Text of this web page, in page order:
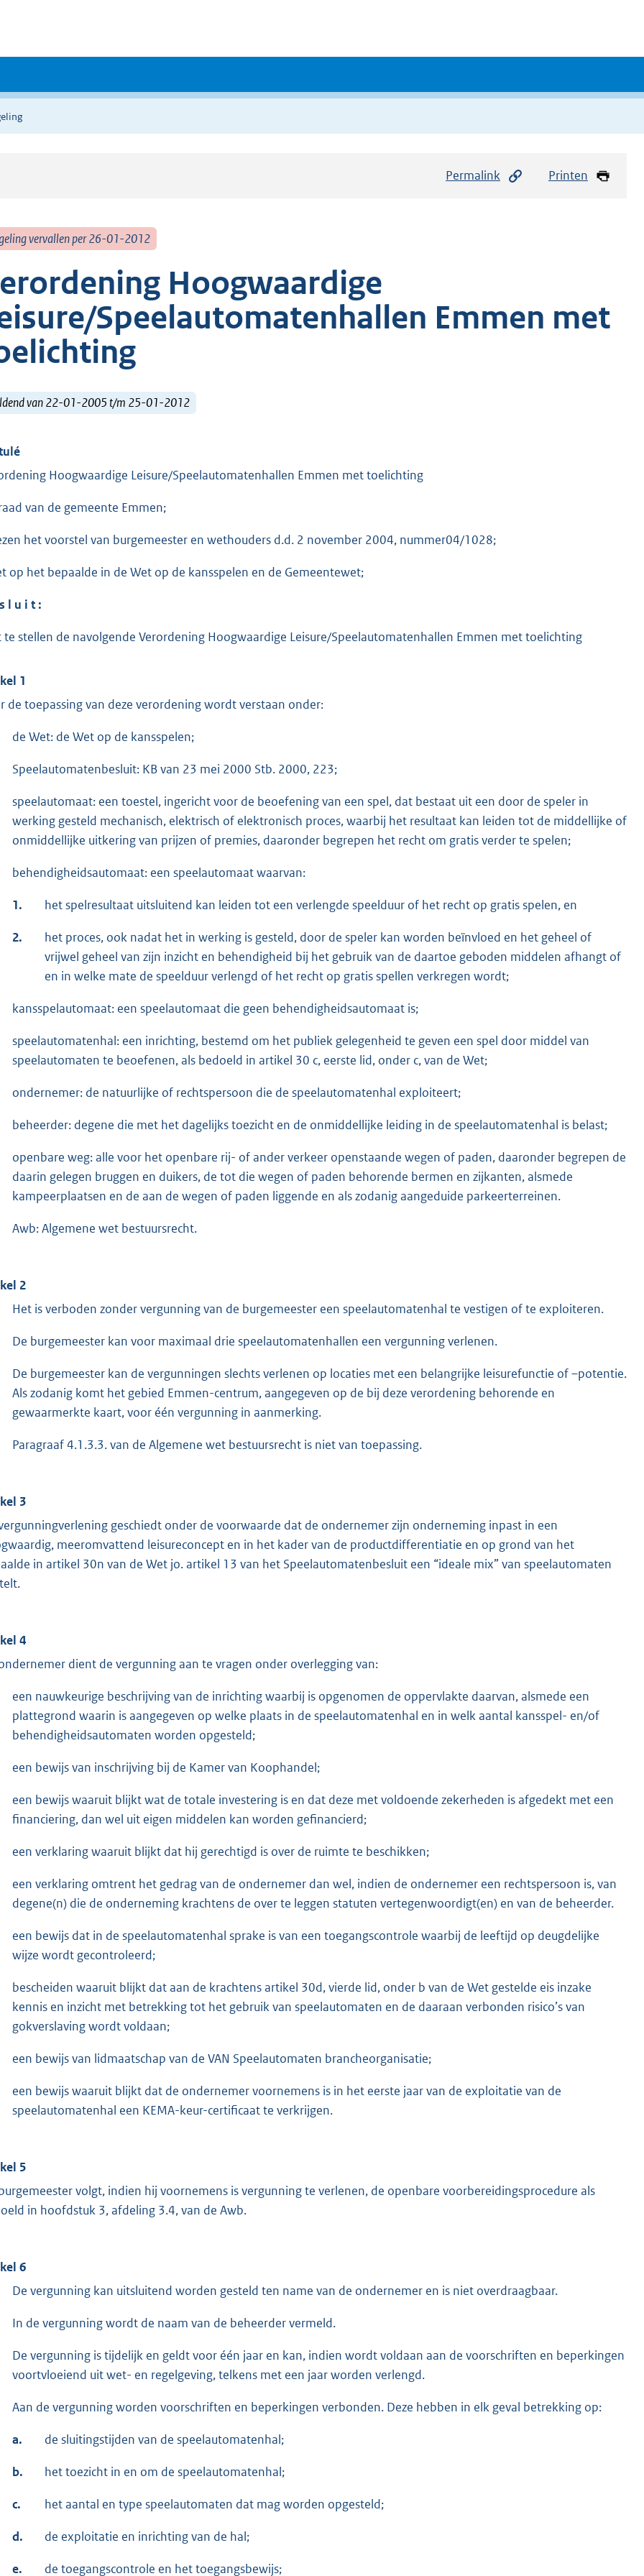
Permalink Printen
vervallen per 26-01-2012
Hoogwaardige
Speelautomatenhallen Emmen met
van 22-01-2005 t/m 25-01-2012
Hoogwaardige Leisure/Speelautomatenhallen Emmen met toelichting
van de gemeente Emmen;
het voorstel van burgemeester en wethouders d.d. 2 november 2004, nummer04/1028;
op het bepaalde in de Wet op de kansspelen en de Gemeentewet;
l u i t :
te stellen de navolgende Verordening Hoogwaardige Leisure/Speelautomatenhallen Emmen met toelichting
1
de toepassing van deze verordening wordt verstaan onder:
de Wet: de Wet op de kansspelen;
Speelautomatenbesluit: KB van 23 mei 2000 Stb. 2000, 223;
speelautomaat: een toestel, ingericht voor de beoefening van een spel, dat bestaat uit een door de speler in
werking gesteld mechanisch, elektrisch of elektronisch proces, waarbij het resultaat kan leiden tot de middellijke of
onmiddellijke uitkering van prijzen of premies, daaronder begrepen het recht om gratis verder te spelen;
behendigheidsautomaat: een speelautomaat waarvan:
1. het spelresultaat uitsluitend kan leiden tot een verlengde speelduur of het recht op gratis spelen, en
2.
het proces, ook nadat het in werking is gesteld, door de speler kan worden beïnvloed en het geheel of
vrijwel geheel van zijn inzicht en behendigheid bij het gebruik van de daartoe geboden middelen afhangt of
en in welke mate de speelduur verlengd of het recht op gratis spellen verkregen wordt;
kansspelautomaat: een speelautomaat die geen behendigheidsautomaat is;
speelautomatenhal: een inrichting, bestemd om het publiek gelegenheid te geven een spel door middel van
speelautomaten te beoefenen, als bedoeld in artikel 30 c, eerste lid, onder c, van de Wet;
ondernemer: de natuurlijke of rechtspersoon die de speelautomatenhal exploiteert;
beheerder: degene die met het dagelijks toezicht en de onmiddellijke leiding in de speelautomatenhal is belast;
openbare weg: alle voor het openbare rij- of ander verkeer openstaande wegen of paden, daaronder begrepen de
daarin gelegen bruggen en duikers, de tot die wegen of paden behorende bermen en zijkanten, alsmede
kampeerplaatsen en de aan de wegen of paden liggende en als zodanig aangeduide parkeerterreinen.
Awb: Algemene wet bestuursrecht.
2
Het is verboden zonder vergunning van de burgemeester een speelautomatenhal te vestigen of te exploiteren.
De burgemeester kan voor maximaal drie speelautomatenhallen een vergunning verlenen.
De burgemeester kan de vergunningen slechts verlenen op locaties met een belangrijke leisurefunctie of –potentie.
Als zodanig komt het gebied Emmen-centrum, aangegeven op de bij deze verordening behorende en
gewaarmerkte kaart, voor één vergunning in aanmerking.
Paragraaf 4.1.3.3. van de Algemene wet bestuursrecht is niet van toepassing.
3
geschiedt onder de voorwaarde dat de ondernemer zijn onderneming inpast in een
meeromvattend leisureconcept en in het kader van de productdifferentiatie en op grond van het
in artikel 30n van de Wet jo. artikel 13 van het Speelautomatenbesluit een “ideale mix” van speelautomaten
4
dient de vergunning aan te vragen onder overlegging van:
een nauwkeurige beschrijving van de inrichting waarbij is opgenomen de oppervlakte daarvan, alsmede een
plattegrond waarin is aangegeven op welke plaats in de speelautomatenhal en in welk aantal kansspel- en/of
behendigheidsautomaten worden opgesteld;
een bewijs van inschrijving bij de Kamer van Koophandel;
een bewijs waaruit blijkt wat de totale investering is en dat deze met voldoende zekerheden is afgedekt met een
financiering, dan wel uit eigen middelen kan worden gefinancierd;
een verklaring waaruit blijkt dat hij gerechtigd is over de ruimte te beschikken;
een verklaring omtrent het gedrag van de ondernemer dan wel, indien de ondernemer een rechtspersoon is, van
degene(n) die de onderneming krachtens de over te leggen statuten vertegenwoordigt(en) en van de beheerder.
een bewijs dat in de speelautomatenhal sprake is van een toegangscontrole waarbij de leeftijd op deugdelijke
wijze wordt gecontroleerd;
bescheiden waaruit blijkt dat aan de krachtens artikel 30d, vierde lid, onder b van de Wet gestelde eis inzake
kennis en inzicht met betrekking tot het gebruik van speelautomaten en de daaraan verbonden risico’s van
gokverslaving wordt voldaan;
een bewijs van lidmaatschap van de VAN Speelautomaten brancheorganisatie;
een bewijs waaruit blijkt dat de ondernemer voornemens is in het eerste jaar van de exploitatie van de
speelautomatenhal een KEMA-keur-certificaat te verkrijgen.
5
volgt, indien hij voornemens is vergunning te verlenen, de openbare voorbereidingsprocedure als
in hoofdstuk 3, afdeling 3.4, van de Awb.
6
De vergunning kan uitsluitend worden gesteld ten name van de ondernemer en is niet overdraagbaar.
In de vergunning wordt de naam van de beheerder vermeld.
De vergunning is tijdelijk en geldt voor één jaar en kan, indien wordt voldaan aan de voorschriften en beperkingen
voortvloeiend uit wet- en regelgeving, telkens met een jaar worden verlengd.
Aan de vergunning worden voorschriften en beperkingen verbonden. Deze hebben in elk geval betrekking op:
a. de sluitingstijden van de speelautomatenhal;
b. het toezicht in en om de speelautomatenhal;
c. het aantal en type speelautomaten dat mag worden opgesteld;
d. de exploitatie en inrichting van de hal;
e. de toegangscontrole en het toegangsbewijs;